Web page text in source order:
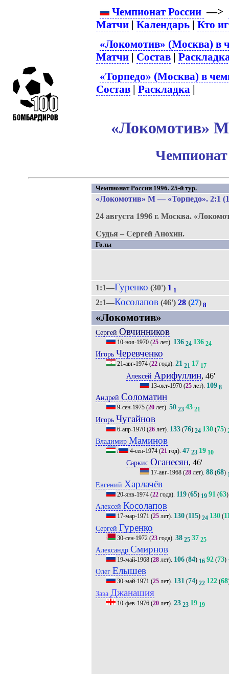
Чемпионат России —>
Матчи |Календарь |Кто
«Локомотив» (Москва) в
Матчи | Состав |
«Торпедо» (Москва) в
Состав |Раскладка |
«Локомотив» М
Чемпионат
Чемпионат России 1996. 25-й тур.
«Локомотив» М— «Торпедо». 2:1
24 августа 1996 г. Москва.
Судья – Сергей Анохин.
Голы
1:1—Гуренко (30') 1 1
2:1—Косолапов(46') 28(27) 8
«Локомотив»
Сергей Овчинников
10-ноя-1970(25лет). 136 24 136 24
Игорь Черевченко
21-авг-1974(22года). 21 21 17 17
Алексей Арифуллин, 46'
13-окт-1970 (25 лет). 109 8
Андрей Соломатин
9-сен-1975(20лет). 50 23 43 21
Игорь Чугайнов
6-апр-1970(26лет). 133(76) 24 130(75)
Владимир Маминов
/ 4-сен-1974(21год). 47 23 19 10
Саркис Оганесян, 46'
17-авг-1968 (28 лет).88 (68)
Евгений Харлачёв
20-янв-1974(22года). 119(65) 19 91 (63)
Алексей Косолапов
17-мар-1971 (25лет). 130(115) 24 130(
Сергей Гуренко
30-сен-1972(23года). 38 25 37 25
Александр Смирнов
19-май-1968(28лет). 106(84) 16 92(73)
Олег Елышев
30-май-1971 (25лет). 131(74) 22 122(68
Заза Джанашия
10-фев-1976(20лет). 23 23 19 19